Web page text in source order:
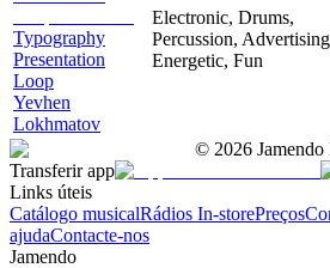
Typography
Presentation
Loop
Yevhen
Lokhmatov
Electronic, Drums,
Percussion,
Energetic, Fun
© 2026
Transferir app
Links úteis
Catálogo musicalRádios In-storePreços
ajudaContacte-nos
Jamendo